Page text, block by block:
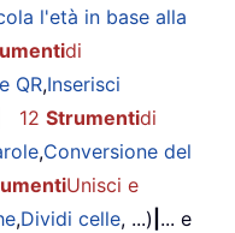
l'età in base alla
di
QR,Inserisci
12 Strumentidi
,Conversione del
Unisci e
,Dividi celle, ...) ... e